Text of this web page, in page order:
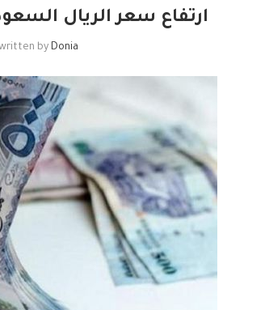
ارتفاع سعر الريال
by Donia